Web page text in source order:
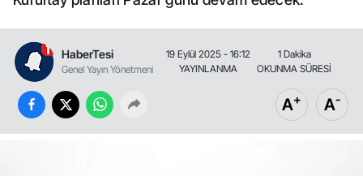
HaberTesi
Genel Yayın Yönetmeni
19 Eylül 2025 - 16:12
YAYINLANMA
1 Dakika
OKUNMA SÜRESİ
A+ A-